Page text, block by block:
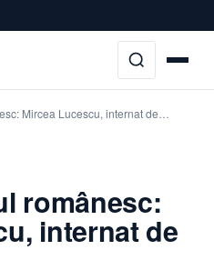
Mircea Lucescu, internat de…
românesc:
internat de